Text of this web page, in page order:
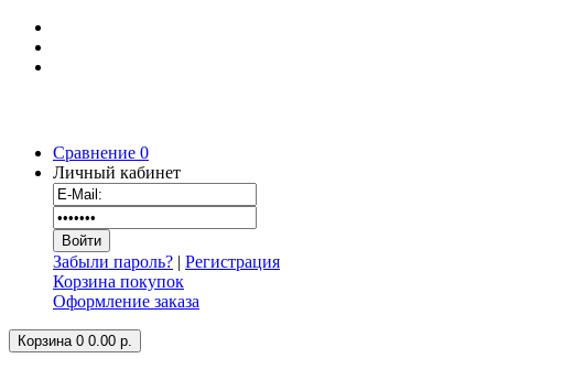
Сравнение 0
Личный кабинет
Забыли пароль? | Регистрация
Корзина покупок
Оформление заказа
Корзина 0 0.00 р.